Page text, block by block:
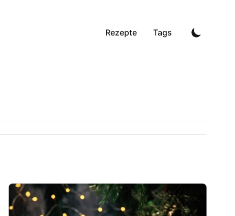
Rezepte Tags